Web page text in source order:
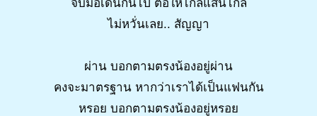
จับมือเดินกันไป ต่อให้ไกลแสนไกล
ไม่หวั่นเลย.. สัญญา
ผ่าน บอกตามตรงน้องอยู่ผ่าน
คงจะมาตรฐาน หากว่าเราได้เป็นแฟนกัน
หรอย บอกตามตรงน้องอยู่หรอย